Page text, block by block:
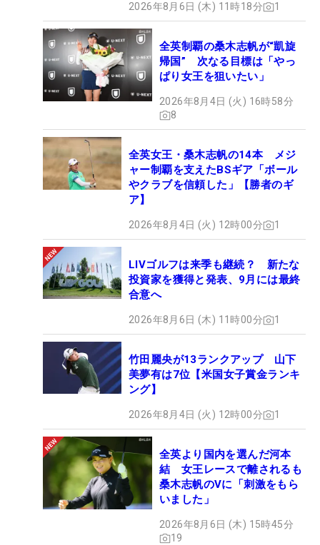
2026年8月6日 (木) 11時18分 1
全英制覇の桑木志帆が“凱旋
帰国” 次なる目標は「やっ
ぱり女王を狙いたい」
2026年8月4日 (火) 16時58分
8
全英女王・桑木志帆の14本 メジ
ャー制覇を支えたBSギア「ボール
やクラブを信頼した」【勝者のギ
ア】
2026年8月4日 (火) 12時00分 1
LIVゴルフは来季も継続？ 新たな
投資家を獲得と発表、9月には最終
合意へ
2026年8月6日 (木) 11時00分 1
竹田麗央が13ランクアップ 山下
美夢有は7位【米国女子賞金ランキ
ング】
2026年8月4日 (火) 12時00分 1
全英より国内を選んだ河本
結 女王レースで離されるも
桑木志帆のVに「刺激をもら
いました」
2026年8月6日 (木) 15時45分
19